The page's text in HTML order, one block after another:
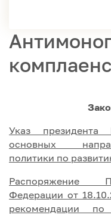
комплаенс
Указ президента
основных
политики по
Распоряжение
Федерации от
рекомендации